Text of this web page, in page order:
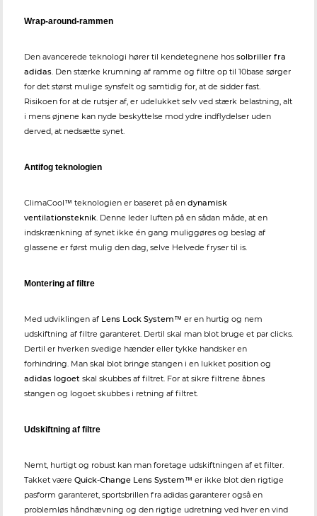
Wrap-around-rammen
Den avancerede teknologi hører til kendetegnene hos solbriller fra
adidas. Den stærke krumning af ramme og filtre op til 10base sørger
for det størst mulige synsfelt og samtidig for, at de sidder fast.
Risikoen for at de rutsjer af, er udelukket selv ved stærk belastning, alt
i mens øjnene kan nyde beskyttelse mod ydre indflydelser uden
derved, at nedsætte synet.
Antifog teknologien
ClimaCool™ teknologien er baseret på en dynamisk
ventilationsteknik. Denne leder luften på en sådan måde, at en
indskrænkning af synet ikke én gang muliggøres og beslag af
glassene er først mulig den dag, selve Helvede fryser til is.
Montering af filtre
Med udviklingen af Lens Lock System™ er en hurtig og nem
udskiftning af filtre garanteret. Dertil skal man blot bruge et par clicks.
Dertil er hverken svedige hænder eller tykke handsker en
forhindring. Man skal blot bringe stangen i en lukket position og
adidas logoet skal skubbes af filtret. For at sikre filtrene åbnes
stangen og logoet skubbes i retning af filtret.
Udskiftning af filtre
Nemt, hurtigt og robust kan man foretage udskiftningen af et filter.
Takket være Quick-Change Lens System™ er ikke blot den rigtige
pasform garanteret, sportsbrillen fra adidas garanterer også en
problemløs håndhævning og den rigtige udretning ved hver en vind